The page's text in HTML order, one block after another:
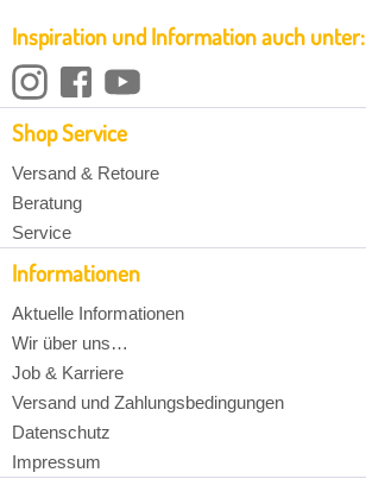
Inspiration und Information auch unter:
Shop Service
Versand & Retoure
Beratung
Service
Informationen
Aktuelle Informationen
Wir über uns…
Job & Karriere
Versand und Zahlungsbedingungen
Datenschutz
Impressum